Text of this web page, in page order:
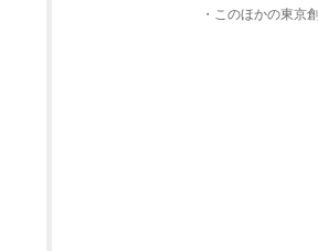
・このほかの東京